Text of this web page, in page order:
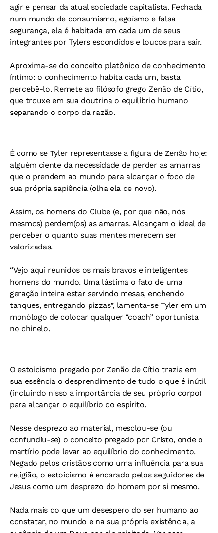
agir e pensar da atual sociedade capitalista. Fechada
num mundo de consumismo, egoísmo e falsa
segurança, ela é habitada em cada um de seus
integrantes por Tylers escondidos e loucos para sair.
Aproxima-se do conceito platônico de conhecimento
íntimo: o conhecimento habita cada um, basta
percebê-lo. Remete ao filósofo grego Zenão de Cítio,
que trouxe em sua doutrina o equilíbrio humano
separando o corpo da razão.
É como se Tyler representasse a figura de Zenão hoje:
alguém ciente da necessidade de perder as amarras
que o prendem ao mundo para alcançar o foco de
sua própria sapiência (olha ela de novo).
Assim, os homens do Clube (e, por que não, nós
mesmos) perdem(os) as amarras. Alcançam o ideal de
perceber o quanto suas mentes merecem ser
valorizadas.
“Vejo aqui reunidos os mais bravos e inteligentes
homens do mundo. Uma lástima o fato de uma
geração inteira estar servindo mesas, enchendo
tanques, entregando pizzas”, lamenta-se Tyler em um
monólogo de colocar qualquer “coach” oportunista
no chinelo.
O estoicismo pregado por Zenão de Cítio trazia em
sua essência o desprendimento de tudo o que é inútil
(incluindo nisso a importância de seu próprio corpo)
para alcançar o equilíbrio do espírito.
Nesse desprezo ao material, mesclou-se (ou
confundiu-se) o conceito pregado por Cristo, onde o
martírio pode levar ao equilíbrio do conhecimento.
Negado pelos cristãos como uma influência para sua
religião, o estoicismo é encarado pelos seguidores de
Jesus como um desprezo do homem por si mesmo.
Nada mais do que um desespero do ser humano ao
constatar, no mundo e na sua própria existência, a